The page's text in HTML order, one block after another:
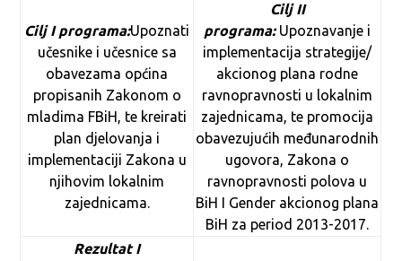
Cilj I programa:Upoznati
učesnike i učesnice sa
obavezama općina
propisanih Zakonom o
mladima FBiH, te kreirati
plan djelovanja i
implementaciji Zakona u
njihovim lokalnim
zajednicama.
Cilj II
programa: Upoznavanje i
implementacija strategije/
akcionog plana rodne
ravnopravnosti u lokalnim
zajednicama, te promocija
obavezujućih međunarodnih
ugovora, Zakona o
ravnopravnosti polova u
BiH I Gender akcionog plana
BiH za period 2013-2017.
Rezultat I